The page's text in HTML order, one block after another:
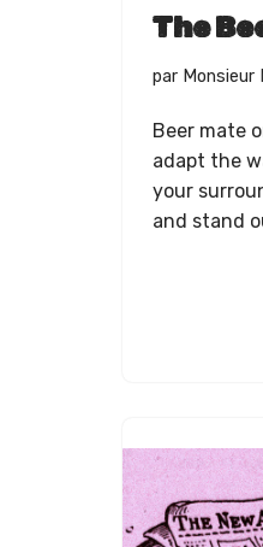
The
par Monsieur
Beer mate
adapt the
your
and stand